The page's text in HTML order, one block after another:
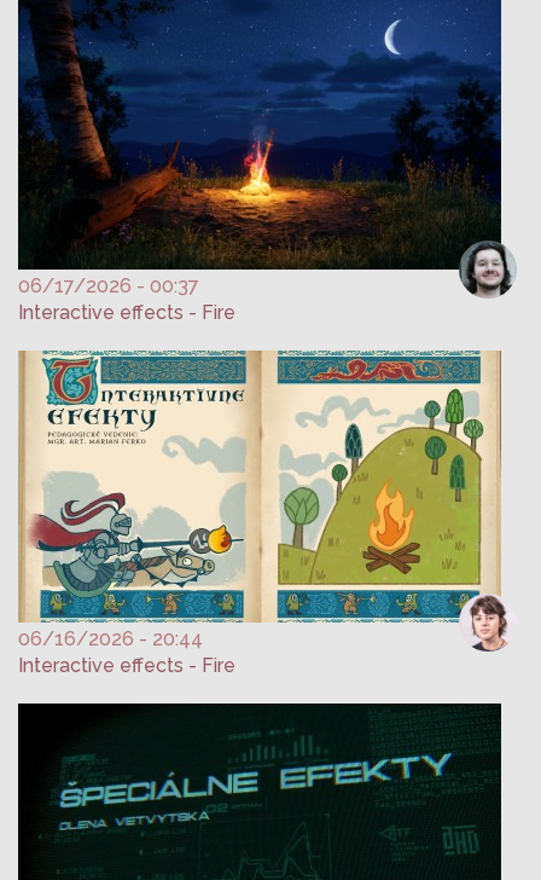
06/17/2026 - 00:37
Interactive effects - Fire
06/16/2026 - 20:44
Interactive effects - Fire